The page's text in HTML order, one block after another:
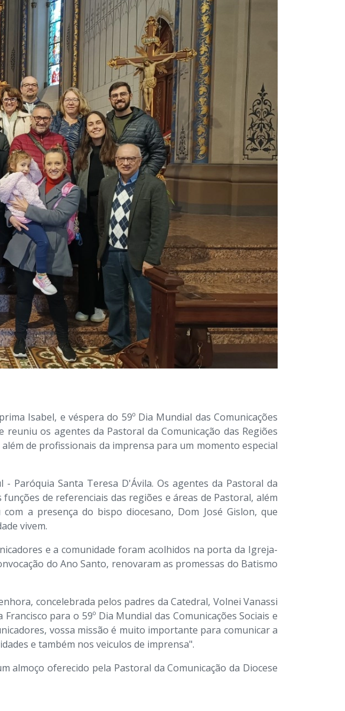
Isabel, e véspera do 59º Dia Mundial das Comunicações
reuniu os agentes da Pastoral da Comunicação das Regiões
de profissionais da imprensa para um momento especial
Paróquia Santa Teresa D'Ávila. Os agentes da Pastoral da
de referenciais das regiões e áreas de Pastoral, além
a presença do bispo diocesano, Dom José Gislon, que
vivem.
e a comunidade foram acolhidos na porta da Igreja-
do Ano Santo, renovaram as promessas do Batismo
concelebrada pelos padres da Catedral, Volnei Vanassi
para o 59º Dia Mundial das Comunicações Sociais e
vossa missão é muito importante para comunicar a
e também nos veiculos de imprensa".
almoço oferecido pela Pastoral da Comunicação da Diocese